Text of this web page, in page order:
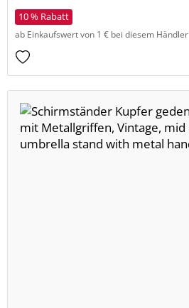
10 % Rabatt
ab Einkaufswert von 1 € bei diesem Händler